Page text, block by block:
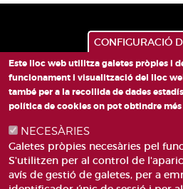
CONFIGURACIÓ
Este lloc web utilitza galetes pròpies i
funcionament i visualització del lloc
també per a la recollida de dades
política de cookies on pot obtindre
NECESÀRIES
Galetes pròpies necesàries pel
S'utilitzen per al control de
avís de gestió de galetes, per a